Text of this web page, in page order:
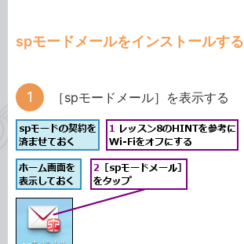
spモードメールをインストールする
［spモードメール］を表示する